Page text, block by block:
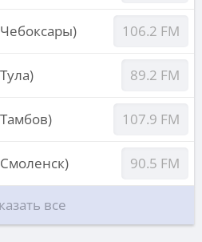
106.2 FM
89.2 FM
107.9 FM
90.5 FM
все